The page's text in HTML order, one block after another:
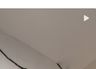
óvatosan
tapéták vízzel